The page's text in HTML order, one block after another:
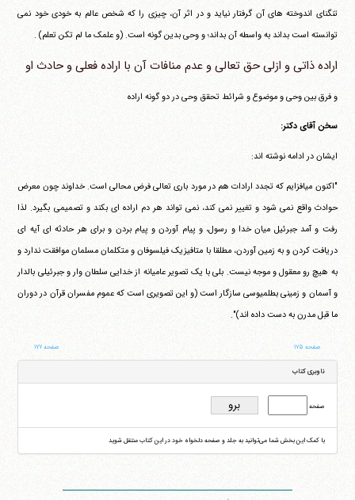
تنگنای اندوخته های آن گرفتار نیاید و در اثر آن، چیزی را که شخص عالم به خودی خود نمی
توانسته است بداند به واسطه آن بداند؛ و وحی بدین گونه است.(و علمک ما لم تکن تعلم) .
اراده ذاتی و ازلی حق تعالی و عدم منافات آن با اراده فعلی و حادث او
و فرق بین وحی و موضوع و شرائط تحقق وحی در دو گونه اراده
سخن آقای دکتر:
ایشان در ادامه نوشته اند:
"اکنون می‎افزایم که تجدد ارادات هم در مورد باری تعالی فرض محالی است. خداوند چون معرض
حوادث واقع نمی شود و تغییر نمی کند، نمی تواند هر دم اراده ای بکند و تصمیمی بگیرد. لذا
رفت و آمد جبرئیل میان خدا و رسول، و پیام آوردن و پیام بردن و برای هر حادثه ای آیه ای
دریافت کردن و به زمین آوردن، مطلقا با متافیزیک فیلسوفان و متکلمان مسلمان موافقت ندارد و
به هیچ رو معقول و موجه نیست. بلی با یک تصویر عامیانه از خدایی سلطان وار و جبرئیلی بالدار
و آسمان و زمینی بطلمیوسی سازگار است (و این تصویری است که عموم مفسران قرآن در دوران
ما قبل مدرن به دست داده اند)".
صفحه ۱۷۵ صفحه ۱۷۷
ناوبری کتاب
صفحه
با کمک این بخش شما می‌توانید به جلد و صفحه دلخواه خود در این کتاب منتقل شوید